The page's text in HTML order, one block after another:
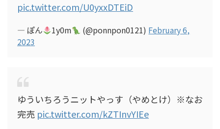
pic.twitter.com/U0yxxDTEiD
— ぽん︎︎︎︎︎ 1y0m (@ponnpon0121) February 6,
2023
ゆういちろうニットやっす（やめとけ）※なお
完売 pic.twitter.com/kZTInvYIEe